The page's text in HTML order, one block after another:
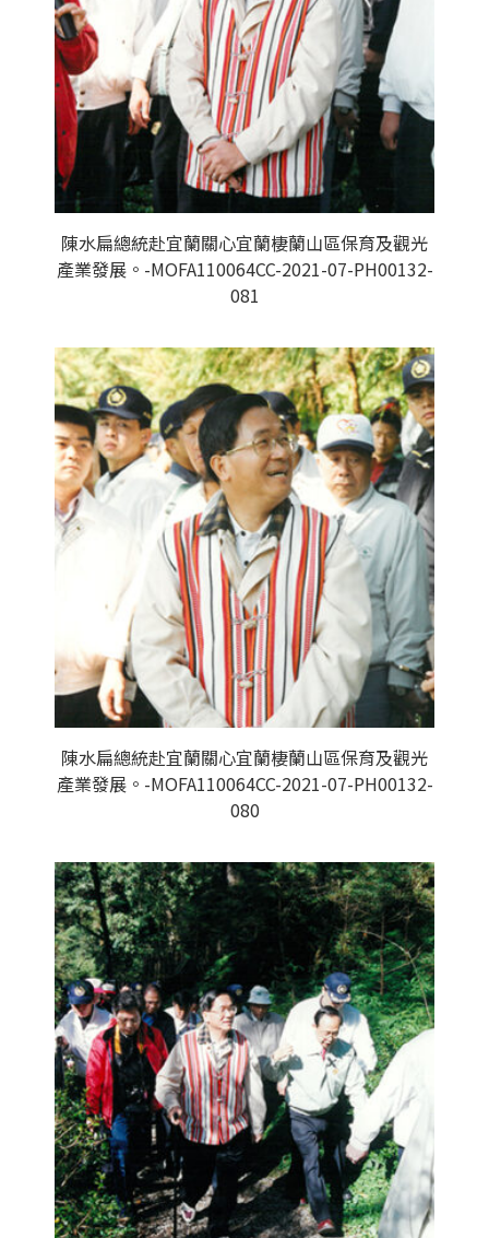
陳水扁總統赴宜蘭關心宜蘭棲蘭山區保育及觀光
產業發展。-MOFA110064CC-2021-07-PH00132-
081
陳水扁總統赴宜蘭關心宜蘭棲蘭山區保育及觀光
產業發展。-MOFA110064CC-2021-07-PH00132-
080